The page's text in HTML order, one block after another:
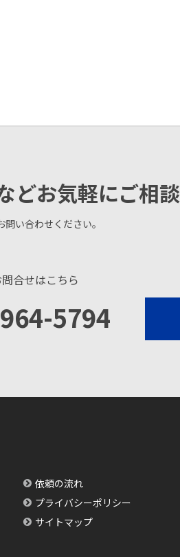
お気軽にご相談
問い合わせください。
問合せはこちら
5794
依頼の流れ
プライバシーポリシー
サイトマップ